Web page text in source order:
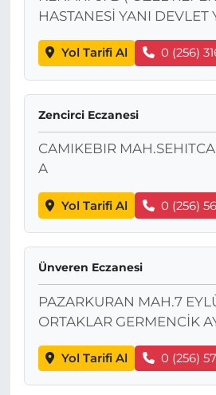
HASTANESİ YANI DEVLET
Yol Tarifi Al 0 (256)
Zencirci Eczanesi
CAMIKEBIR
A
Yol Tarifi Al 0 (256)
Ünveren Eczanesi
PAZARKURAN MAH.7
ORTAKLAR GERMENCİK
Yol Tarifi Al 0 (256)